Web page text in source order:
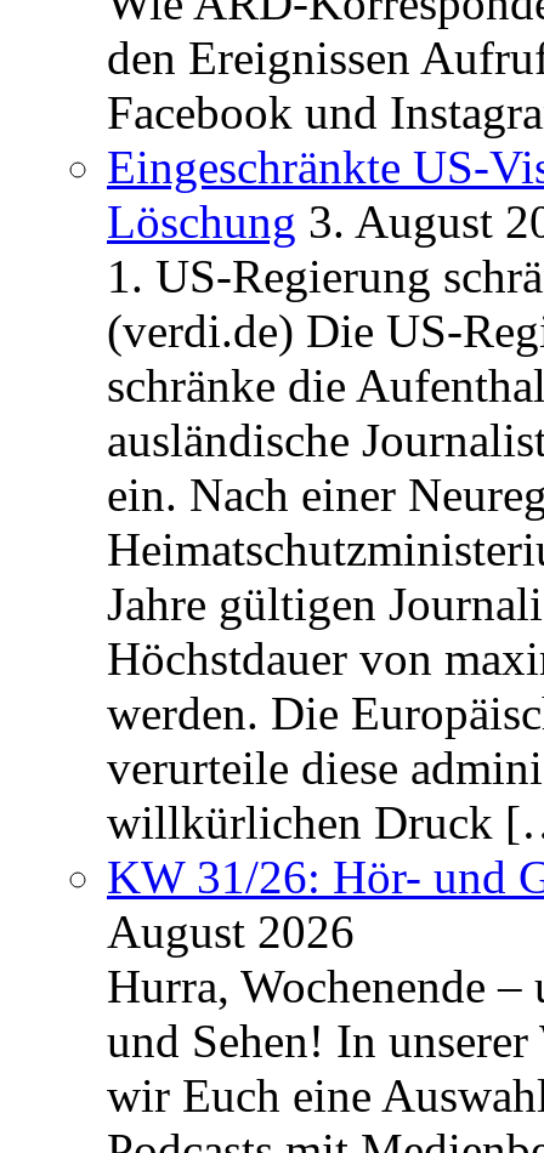
den Ereignissen
Facebook und
Eingeschränkte US-
Löschung 3. August
1. US-Regierung
(verdi.de) Die US-
schränke die
ausländische
ein. Nach einer
Jahre gültigen
Höchstdauer von
werden. Die
verurteile diese
willkürlichen Druck
KW 31/26: Hör- und
August 2026
Hurra, Wochenende
und Sehen! In unserer
wir Euch eine